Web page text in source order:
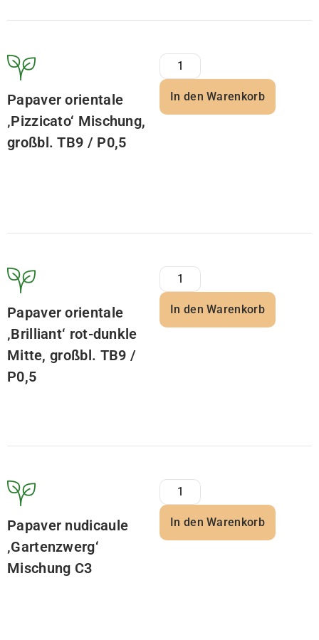
Papaver orientale
‚Pizzicato‘ Mischung,
großbl. TB9 / P0,5
In den Warenkorb
Papaver orientale
‚Brilliant‘ rot-dunkle
Mitte, großbl. TB9 /
P0,5
In den Warenkorb
Papaver nudicaule
‚Gartenzwerg‘
Mischung C3
In den Warenkorb